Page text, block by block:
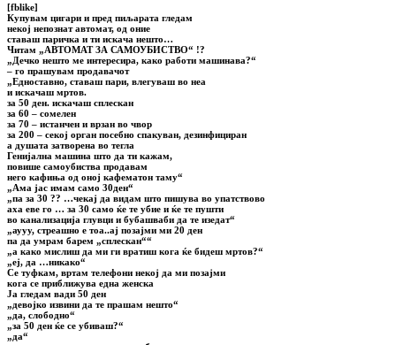
[fblike]
Купувам цигари и пред пиљарата гледам
некој непознат автомат, од оние
ставаш паричка и ти искача нешто…
Читам „АВТОМАТ ЗА САМОУБИСТВО“ !?
„Дечко нешто ме интересира, како работи машинава?“
– го прашувам продавачот
„Едноставно, ставаш пари, влегуваш во неа
и искачаш мртов.
за 50 ден. искачаш сплескан
за 60 – сомелен
за 70 – истанчен и врзан во чвор
за 200 – секој орган посебно спакуван, дезинфициран
а душата затворена во тегла
Генијална машина што да ти кажам,
повише самоубиства продавам
него кафиња од оној кафематон таму“
„Ама јас имам само 30ден“
„па за 30 ?? …чекај да видам што пишува во упатствово
аха еве го … за 30 само ќе те убие и ќе те пушти
во канализација глувци и бубашваби да те изедат“
„аууу, стреашно е тоа..ај позајми ми 20 ден
па да умрам барем „сплескан““
„а како мислиш да ми ги вратиш кога ќе бидеш мртов?“
„еј, да …никако“
Се туфкам, вртам телефони некој да ми позајми
кога се приближува една женска
Ја гледам вади 50 ден
„девојко извини да те прашам нешто“
„да, слободно“
„за 50 ден ќе се убиваш?“
„да“